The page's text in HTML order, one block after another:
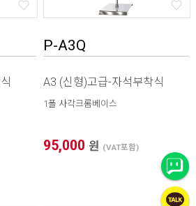
P-A3Q
A3 (신형)고급-자석부착식
1폴 사각크롬베이스
95,000 원 (VAT포함)